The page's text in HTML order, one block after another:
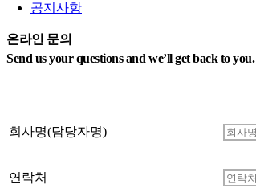
공지사항
온라인 문의
Send us your questions and we’ll get back to you.
회사명(담당자명)
연락처